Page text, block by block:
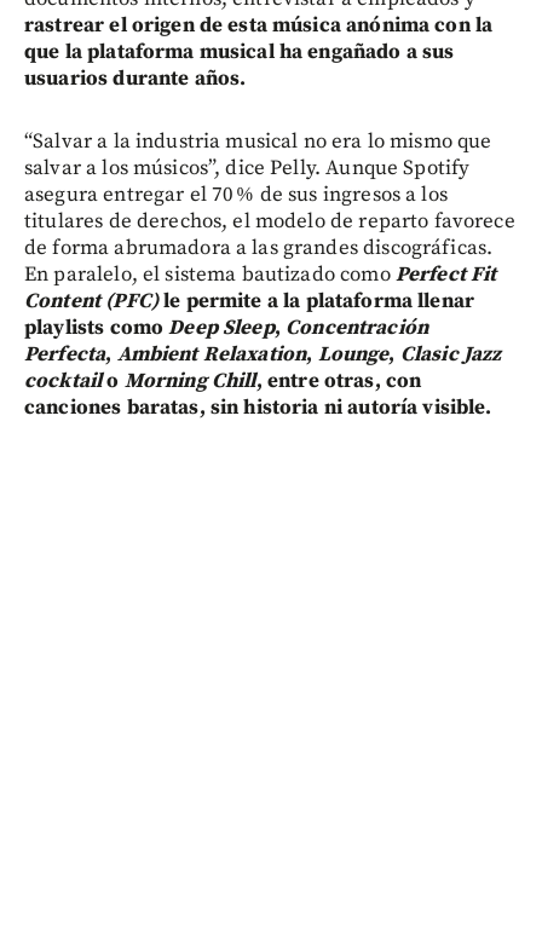
rastrear el origen de esta música anónima con la
que la plataforma musical ha engañado a sus
usuarios durante años.
“Salvar a la industria musical no era lo mismo que
salvar a los músicos”, dice Pelly. Aunque Spotify
asegura entregar el 70 % de sus ingresos a los
titulares de derechos, el modelo de reparto favorece
de forma abrumadora a las grandes discográficas.
En paralelo, el sistema bautizado comoPerfect Fit
Content (PFC)le permite a la plataforma llenar
playlists comoDeep Sleep, Concentración
Perfecta, Ambient Relaxation, Lounge, Clasic Jazz
cocktailo Morning Chill, entre otras, con
canciones baratas, sin historia ni autoría visible.